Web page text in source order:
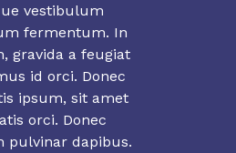
vestibulum
fermentum. In
gravida a feugiat
id orci. Donec
ipsum, sit amet
orci. Donec
pulvinar dapibus.